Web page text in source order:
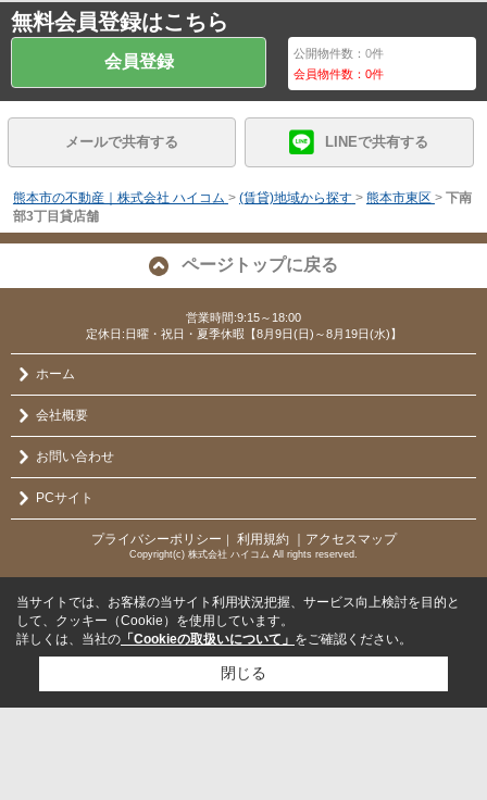
無料会員登録はこちら
会員登録 公開物件数：0件
会員物件数：0件
メールで共有する LINEで共有する
熊本市の不動産｜株式会社 ハイコム > (賃貸)地域から探す > 熊本市東区 > 下南
部3丁目貸店舗
ページトップに戻る
営業時間:9:15～18:00
定休日:日曜・祝日・夏季休暇【8月9日(日)～8月19日(水)】
ホーム
会社概要
お問い合わせ
PCサイト
プライバシーポリシー 利用規約 ｜アクセスマップ
Copyright(c) 株式会社 ハイコム All rights reserved.
当サイトでは、お客様の当サイト利用状況把握、サービス向上検討を目的と
して、クッキー（Cookie）を使用しています。
詳しくは、当社の 「Cookieの取扱いについて」 をご確認ください。
閉じる